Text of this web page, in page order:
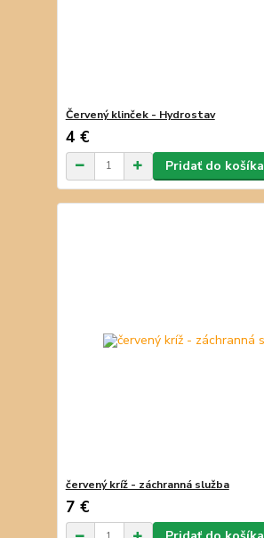
Červený klinček - Hydrostav
4 €
Pridať do košíka
červený kríž - záchranná služba
7 €